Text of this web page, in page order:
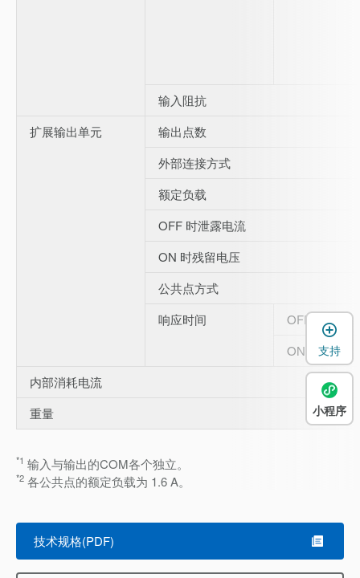
输入阻抗
扩展输出单元
输出点数
外部连接方式
额定负载
OFF 时泄露电流
ON 时残留电压
公共点方式
响应时间
OFF →ON
ON→OFF
内部消耗电流
重量
*1 输入与输出的COM各个独立。
*2 各公共点的额定负载为 1.6 A。
技术规格(PDF)
支持
小程序